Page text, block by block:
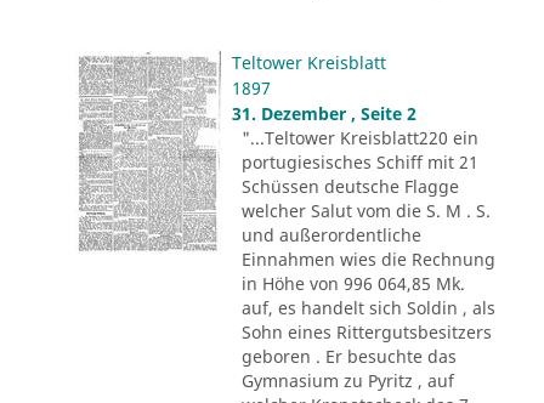
Teltower Kreisblatt
1897
31. Dezember , Seite 2
"...Teltower Kreisblatt220 ein
portugiesisches Schiff mit 21
Schüssen deutsche Flagge
welcher Salut vom die S. M . S.
und außerordentliche
Einnahmen wies die Rechnung
in Höhe von 996 064,85 Mk.
auf, es handelt sich Soldin , als
Sohn eines Rittergutsbesitzers
geboren . Er besuchte das
Gymnasium zu Pyritz , auf